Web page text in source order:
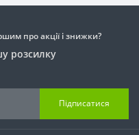
про акції і знижки?
розсилку
Підписатися